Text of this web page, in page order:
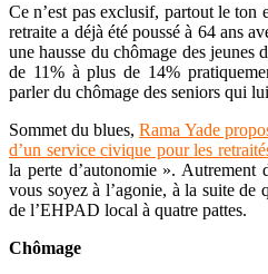
Ce n’est pas exclusif, partout le ton
retraite a déjà été poussé à 64 ans
une hausse du chômage des jeunes
de 11% à plus de 14%
parler du chômage des seniors qui
Sommet du blues,Rama Yade
d’un service civique pour les
la perte d’autonomie ». Autrement
vous soyez à l’agonie, à la suite
de l’EHPAD local à quatre pattes.
Chômage